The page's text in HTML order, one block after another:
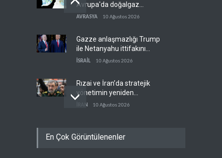
Avrupa'da doğalgaz
fiyatlarını artırdı
AVRASYA 10 Ağustos 2026
Gazze anlaşmazlığı Trump
ile Netanyahu ittifakını
sınava tabi tutuyor
İSRAİL 10 Ağustos 2026
Rızai ve İran’da stratejik
yönetimin yeniden
yapılanması
İRAN 10 Ağustos 2026
başladı
En Çok Görüntülenenler